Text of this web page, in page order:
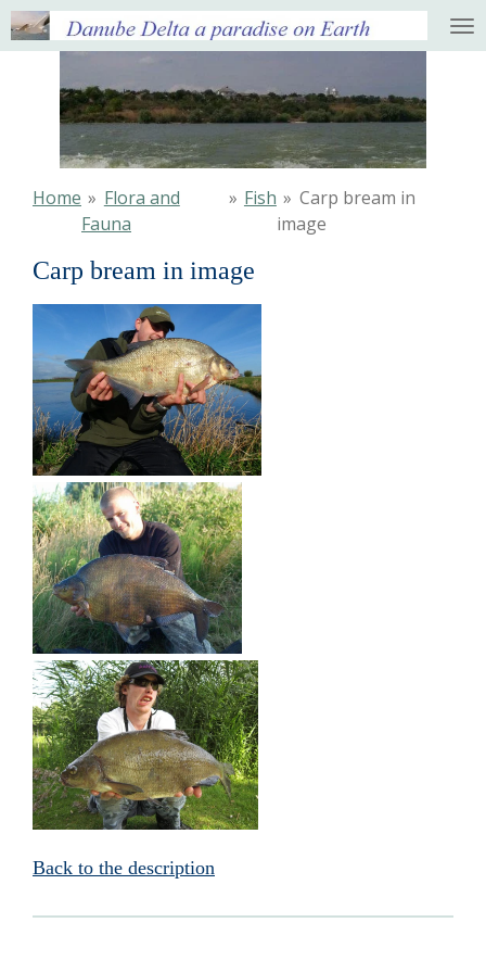
Ga
direct
hoofdinhoud
Home » Flora and
Fauna
» Fish » Carp bream in
image
Carp bream in image
Back to the description